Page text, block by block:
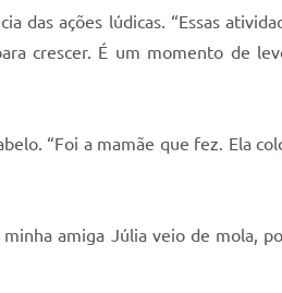
ações lúdicas. “Essas
crescer. É um momento de
“Foi a mamãe que fez. Ela
amiga Júlia veio de mola,